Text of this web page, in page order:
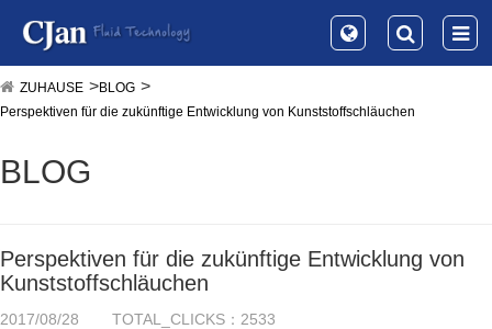
ZUHAUSE
BLOG
Perspektiven für die zukünftige Entwicklung von Kunststoffschläuchen
BLOG
Perspektiven für die zukünftige Entwicklung von
Kunststoffschläuchen
2017/08/28 TOTAL_CLICKS：2533